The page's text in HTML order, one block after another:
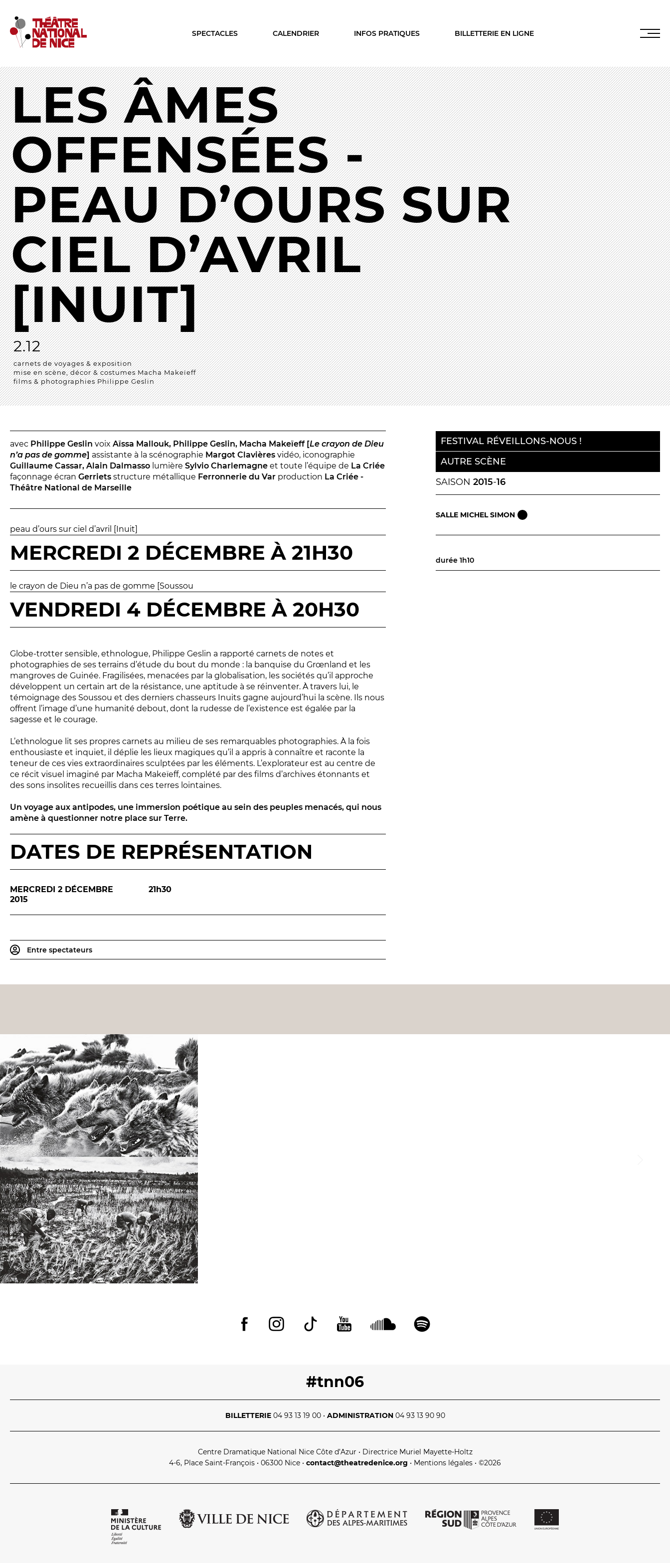
SPECTACLES CALENDRIER INFOS PRATIQUES BILLETTERIE EN LIGNE
LE TNN
PRÉSENTATION
Muriel Mayette-Holtz
Le CDN
La Troupe et les élèves de l'ERACM
L’Équipe
Les Partenaires
LA SAISON
TOUTE LA SAISON
Les Spectacles
Le Calendrier
Productions & coproductions
Les Tournées
LES RENDEZ-VOUS
Conversation intime
Les Procès du samedi
Les Jeudis littéraires
Le Comité de lecture
LES TEMPS FORTS
Les Contes d’apéro
Festival de Magie
Festival de Tragédies
LE PUBLIC
VOUS ÊTES...
Enseignant
Relais
En famille
Étudiant
Entreprise
Entre amis, entre collègues
Acteur des secteurs social,
médical et judiciaire
En situation de handicap
PRATIQUEZ...
Nissa Slam
Le Lab'Oratoire[cours d’oralité]
À Voix haute ·cours [8-14 ans]
LES ACTIONS PÉDAGOGIQUES
Lettres à... [8eédition]
Les Spectacles itinérants
Moulins en scène
Autour des spectacles
INFOS PRATIQUES
NOS SALLES
LES FRANCISCAINS
LA CUISINE
BILLETTERIE
Accueil & horaires
Tarifs, abonnements & places à
l’unité
Brochure interactive
Entre spectateurs
Espace relais
Newsletter
Réservez en ligne
Abonnez-vous en ligne
Billetterie en ligne
contact@theatredenice.org
LES ÂMES
OFFENSÉES -
PEAU D’OURS SUR
CIEL D’AVRIL
[INUIT]
2.12
carnets de voyages & exposition
mise en scène, décor & costumes Macha Makeïeff
films & photographies Philippe Geslin
avec Philippe Geslin voix Aïssa Mallouk, Philippe Geslin, Macha Makeïeff [Le crayon de Dieu
n’a pas de gomme] assistante à la scénographie Margot Clavières vidéo, iconographie
Guillaume Cassar, Alain Dalmasso lumière Sylvio Charlemagne et toute l’équipe de La Criée
façonnage écran Gerriets structure métallique Ferronnerie du Var production La Criée -
Théâtre National de Marseille
peau d’ours sur ciel d’avril [Inuit]
MERCREDI 2 DÉCEMBRE À 21H30
le crayon de Dieu n’a pas de gomme [Soussou
VENDREDI 4 DÉCEMBRE À 20H30
Globe-trotter sensible, ethnologue, Philippe Geslin a rapporté carnets de notes et
photographies de ses terrains d’étude du bout du monde : la banquise du Grœnland et les
mangroves de Guinée. Fragilisées, menacées par la globalisation, les sociétés qu’il approche
développent un certain art de la résistance, une aptitude à se réinventer. À travers lui, le
témoignage des Soussou et des derniers chasseurs Inuits gagne aujourd’hui la scène. Ils nous
offrent l’image d’une humanité debout, dont la rudesse de l’existence est égalée par la
sagesse et le courage.
L’ethnologue lit ses propres carnets au milieu de ses remarquables photographies. À la fois
enthousiaste et inquiet, il déplie les lieux magiques qu’il a appris à connaître et raconte la
teneur de ces vies extraordinaires sculptées par les éléments. L’explorateur est au centre de
ce récit visuel imaginé par Macha Makeïeff, complété par des films d’archives étonnants et
des sons insolites recueillis dans ces terres lointaines.
Un voyage aux antipodes, une immersion poétique au sein des peuples menacés, qui nous
amène à questionner notre place sur Terre.
DATES DE REPRÉSENTATION
MERCREDI 2 DÉCEMBRE
2015
21h30
Entre spectateurs
FESTIVAL RÉVEILLONS-NOUS !
AUTRE SCÈNE
SAISON 2015-16
SALLE MICHEL SIMON
durée 1h10
#tnn06
BILLETTERIE 04 93 13 19 00 • ADMINISTRATION 04 93 13 90 90
Centre Dramatique National Nice Côte d’Azur • Directrice Muriel Mayette‑Holtz
4‑6, Place Saint‑François • 06300 Nice • contact@theatredenice.org • Mentions légales • ©2026